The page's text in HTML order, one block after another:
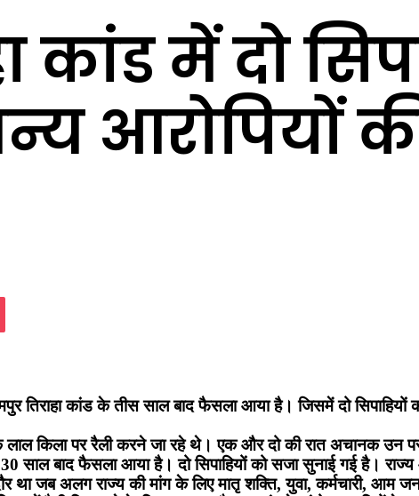
कांड में दो
आरोपियों
Pocket
तिराहा कांड के तीस साल बाद फैसला आया है। जिसमें दो सिपाहियों
लाल किला पर रैली करने जा रहे थे। एक और दो की रात अचानक उन
साल बाद फैसला आया है। दो सिपाहियों को सजा सुनाई गई है।
था जब अलग राज्य की मांग के लिए मातृ शक्ति, युवा, कर्मचारी,